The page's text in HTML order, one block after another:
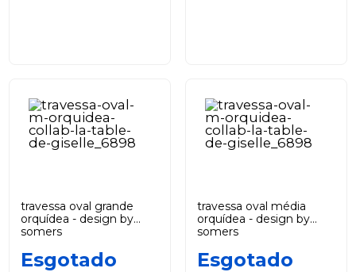
travessa oval grande
orquídea - design by
somers
Esgotado
travessa oval média
orquídea - design by
somers
Esgotado